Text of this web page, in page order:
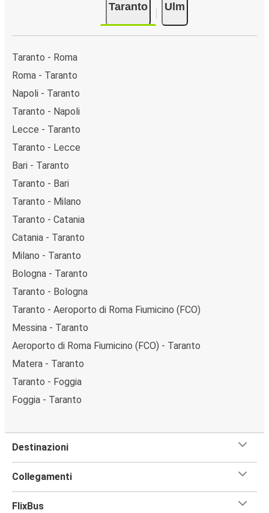
Taranto Ulm
Taranto - Roma
Roma - Taranto
Napoli - Taranto
Taranto - Napoli
Lecce - Taranto
Taranto - Lecce
Bari - Taranto
Taranto - Bari
Taranto - Milano
Taranto - Catania
Catania - Taranto
Milano - Taranto
Bologna - Taranto
Taranto - Bologna
Taranto - Aeroporto di Roma Fiumicino (FCO)
Messina - Taranto
Aeroporto di Roma Fiumicino (FCO) - Taranto
Matera - Taranto
Taranto - Foggia
Foggia - Taranto
Destinazioni
Collegamenti
FlixBus